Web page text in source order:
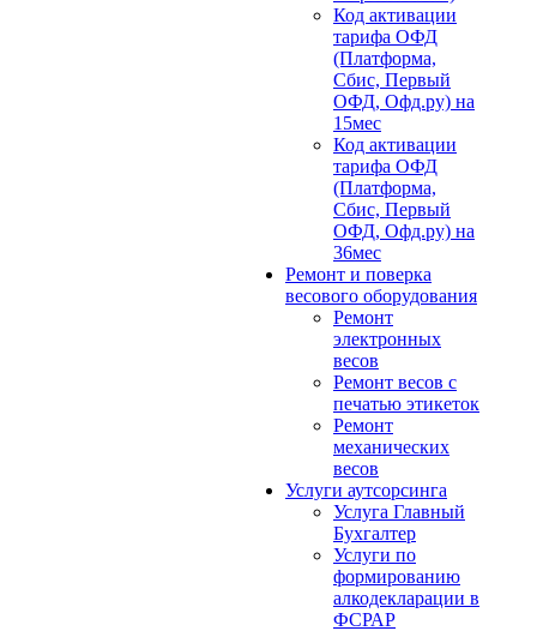
Код активации
тарифа ОФД
(Платформа,
Сбис, Первый
ОФД, Офд.ру) на
15мес
Код активации
тарифа ОФД
(Платформа,
Сбис, Первый
ОФД, Офд.ру) на
36мес
Ремонт и поверка
весового оборудования
Ремонт
электронных
весов
Ремонт весов с
печатью этикеток
Ремонт
механических
весов
Услуги аутсорсинга
Услуга Главный
Бухгалтер
Услуги по
формированию
алкодекларации в
ФСРАР